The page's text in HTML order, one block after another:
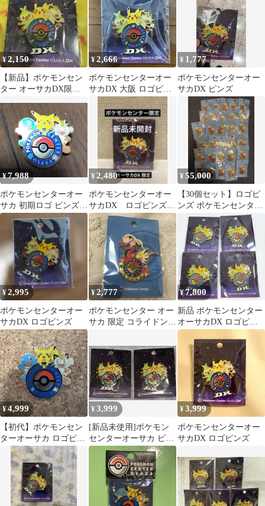
¥2,150
【新品】ポケモンセン
ター オーサカDX限定
ウ ニャース
¥2,666
ポケモンセンターオー
サカDX 大阪 ロゴピン
ズ サルノリ＆ピカチュ
ウ＆ニャース
¥ 1,777
ポケモンセンターオー
サカDX ピンズ
¥7,988
ポケモンセンターオー
サカ 初期ロゴ ピンズ
ピンバッジ 当時物
¥ 2,480
ポケモンセンターオー
サカDX ロゴピンズ
ピカチュウ ピンバッ
ジ 大阪 限定
¥55,000
【30個セット】ロゴピ
ンズ ポケモンセンター
オーサカ
¥2,995
ポケモンセンターオー
サカDX ロゴピンズ
¥2,777
ポケモンセンター オー
サカ 限定 コライドン
¥7,800
新品 ポケモンセンター
オーサカDX ロゴピン
ズ ピンバッジ 大阪 4個
セット
¥4,999
【初代】ポケモンセン
ターオーサカ ロゴピン
ズ ピカチュウ ゼニガメ
ニャース
¥3,999
[新品未使用]ポケモン
センターオーサカ ピン
バッジ ピンズ 2点セッ
¥3,999
ポケモンセンターオー
サカDX ロゴピンズ